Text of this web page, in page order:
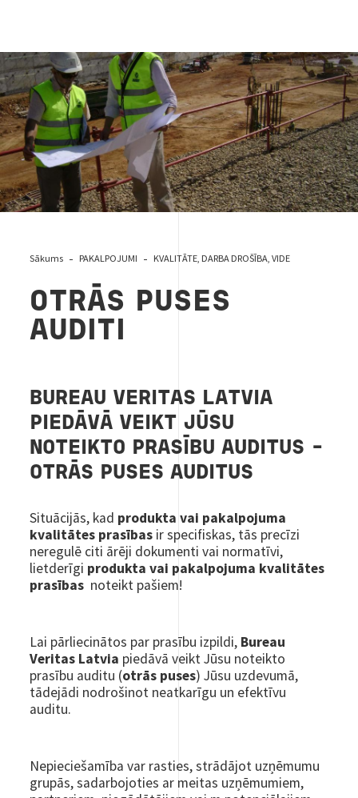
31-otras-puses-audits
Sākums PAKALPOJUMI KVALITĀTE, DARBA DROŠĪBA, VIDE
OTRĀS PUSES
AUDITI
BUREAU VERITAS LATVIA
PIEDĀVĀ VEIKT JŪSU
NOTEIKTO PRASĪBU AUDITUS –
OTRĀS PUSES AUDITUS
Situācijās, kad produkta vai pakalpojuma
kvalitātes prasības ir specifiskas, tās precīzi
neregulē citi ārēji dokumenti vai normatīvi,
lietderīgi produkta vai pakalpojuma kvalitātes
prasības noteikt pašiem!
Lai pārliecinātos par prasību izpildi, Bureau
Veritas Latvia piedāvā veikt Jūsu noteikto
prasību auditu (otrās puses) Jūsu uzdevumā,
tādejādi nodrošinot neatkarīgu un efektīvu
auditu.
Nepieciešamība var rasties, strādājot uzņēmumu
grupās, sadarbojoties ar meitas uzņēmumiem,